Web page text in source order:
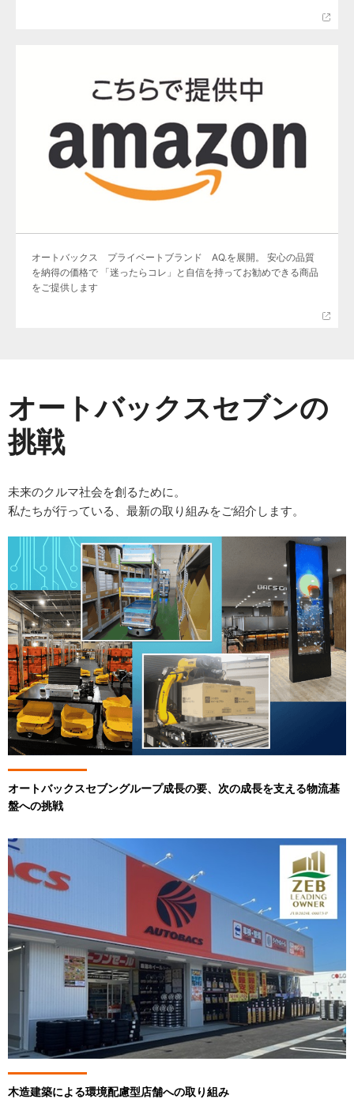
オートバックス プライベートブランド AQ.を展開。 安心の品質
を納得の価格で 「迷ったらコレ」と自信を持ってお勧めできる商品
をご提供します
オートバックスセブンの
挑戦
未来のクルマ社会を創るために。
私たちが行っている、最新の取り組みをご紹介します。
オートバックスセブングループ成長の要、次の成長を支える物流基
盤への挑戦
木造建築による環境配慮型店舗への取り組み